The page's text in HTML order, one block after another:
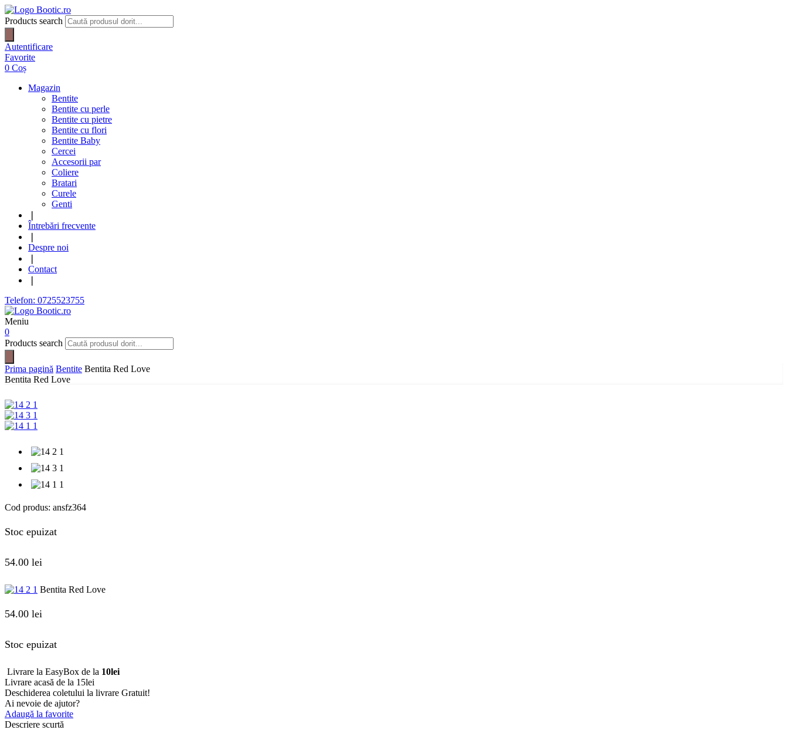
Products search
Autentificare
Favorite
0 Coș
Magazin
Bentite
Bentite cu perle
Bentite cu pietre
Bentite cu flori
Bentite Baby
Cercei
Accesorii par
Coliere
Bratari
Curele
Genti
Întrebări frecvente
Despre noi
Contact
Telefon: 0725523755
Meniu
0
Products search
Prima pagină Bentite Bentita Red Love
Bentita Red Love
Cod produs: ansfz364
Stoc epuizat
54.00 lei
Bentita Red Love
54.00 lei
Stoc epuizat
Livrare la EasyBox de la 10lei
Livrare acasă de la 15lei
Deschiderea coletului la livrare Gratuit!
Ai nevoie de ajutor?
Adaugă la favorite
Descriere scurtă